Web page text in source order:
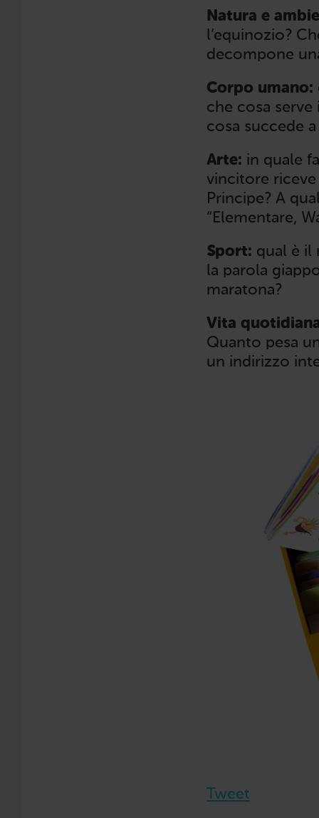
Natura e
l’equinozio?
decompone
Corpo umano:
che cosa serve
cosa succede
Arte: in quale
vincitore
Principe? A
“Elementare,
Sport: qual è il
la parola
maratona?
Vita
Quanto pesa
un indirizzo
Tweet